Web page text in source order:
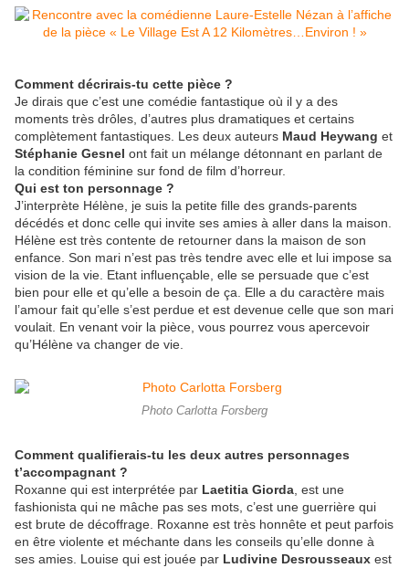
Comment décrirais-tu cette pièce ?
Je dirais que c’est une comédie fantastique où il y a des
moments très drôles, d’autres plus dramatiques et certains
complètement fantastiques. Les deux auteurs Maud Heywang et
Stéphanie Gesnel ont fait un mélange détonnant en parlant de
la condition féminine sur fond de film d’horreur.
Qui est ton personnage ?
J’interprète Hélène, je suis la petite fille des grands-parents
décédés et donc celle qui invite ses amies à aller dans la maison.
Hélène est très contente de retourner dans la maison de son
enfance. Son mari n’est pas très tendre avec elle et lui impose sa
vision de la vie. Etant influençable, elle se persuade que c’est
bien pour elle et qu’elle a besoin de ça. Elle a du caractère mais
l’amour fait qu’elle s’est perdue et est devenue celle que son mari
voulait. En venant voir la pièce, vous pourrez vous apercevoir
qu’Hélène va changer de vie.
Photo Carlotta Forsberg
Comment qualifierais-tu les deux autres personnages
t’accompagnant ?
Roxanne qui est interprétée par Laetitia Giorda , est une
fashionista qui ne mâche pas ses mots, c’est une guerrière qui
est brute de décoffrage. Roxanne est très honnête et peut parfois
en être violente et méchante dans les conseils qu’elle donne à
ses amies. Louise qui est jouée par Ludivine Desrousseaux est